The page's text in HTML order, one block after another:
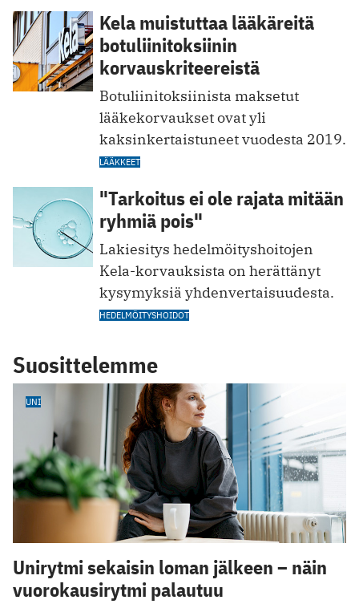
Kela muistuttaa lääkäreitä
botuliinitoksiinin
korvauskriteereistä
Botuliinitoksiinista maksetut
lääkekorvaukset ovat yli
kaksinkertaistuneet vuodesta 2019.
LÄÄKKEET
"Tarkoitus ei ole rajata mitään
ryhmiä pois"
Lakiesitys hedelmöityshoitojen
Kela-korvauksista on herättänyt
kysymyksiä yhdenvertaisuudesta.
HEDELMÖITYSHOIDOT
Suosittelemme
UNI
Unirytmi sekaisin loman jälkeen – näin
vuorokausirytmi palautuu